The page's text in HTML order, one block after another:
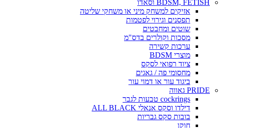
BDSM, FETISH וסאדו
אזיקים למשחק מיני או משחקי שליטה
תפסנים וגירוי לפטמות
שוטים ומחבטים
מסכות וקולרים בדס"מ
ערכות קשירה
מוצרי BDSM
ציוד רפואי לסקס
מחסומי פה / גאגים
ביגוד עור או דמוי עור
PRIDE גאווה
cockrings טבעות לגבר
דילדו וסקס אנאלי ALL BLACK
בובות סקס גבריות
חוקן